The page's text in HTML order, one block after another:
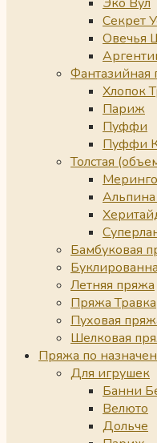
Секрет
Овечья
Фантазийная
Хлопок
Париж
Пуффи
Пуффи
Толстая
Бамбуковая
Летняя пряжа
Пряжа Травка
Пуховая
Шелковая
Пряжа по
Для игрушек
Банни
Велюто
Дольче